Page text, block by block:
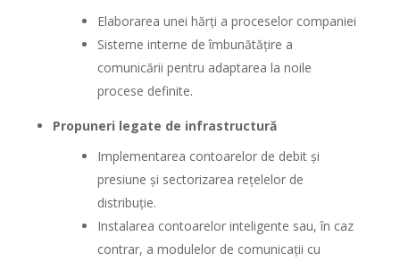
Elaborarea unei hărți a proceselor companiei
Sisteme interne de îmbunătățire a
comunicării pentru adaptarea la noile
procese definite.
Propuneri legate de infrastructură
Implementarea contoarelor de debit și
presiune și sectorizarea rețelelor de
distribuție.
Instalarea contoarelor inteligente sau, în caz
contrar, a modulelor de comunicații cu